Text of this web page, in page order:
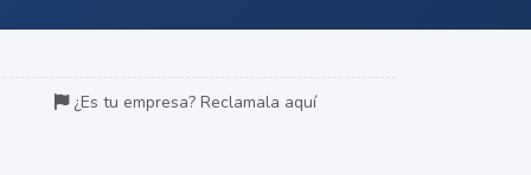
¿Es tu empresa? Reclamala aquí